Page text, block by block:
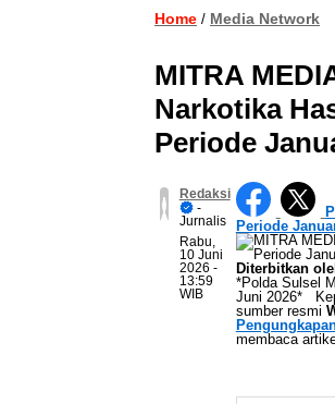
Home / Media Network
MITRA
Narkotika
Periode
Redaksi
-
Jurnalis
Rabu,
10 Juni
2026 -
13:59
WIB
Periode
Diterbitkan
*Polda Sulsel
Juni 2026*
sumber resmi
membaca